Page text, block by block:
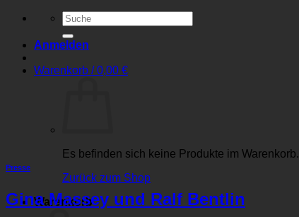
Suchen
nach:
Anmelden
Warenkorb /0,00 €
Es befinden sich keine Produkte im Warenkorb.
Zurück zum Shop
Warenkorb
Presse
Gina Massey und Ralf Bentlin